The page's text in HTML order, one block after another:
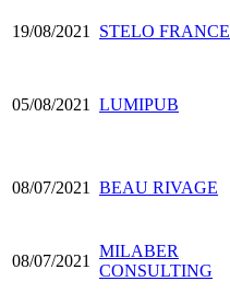
19/08/2021 STELO FRANCE
05/08/2021 LUMIPUB
08/07/2021 BEAU RIVAGE
08/07/2021
MILABER
CONSULTING